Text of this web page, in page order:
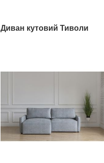
Диван кутовий Тиволи